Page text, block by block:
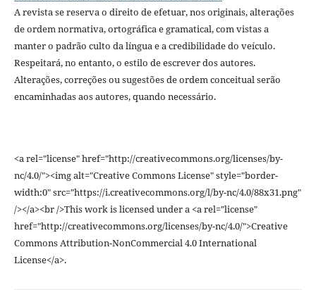
A revista se reserva o direito de efetuar, nos originais, alterações
de ordem normativa, ortográfica e gramatical, com vistas a
manter o padrão culto da língua e a credibilidade do veículo.
Respeitará, no entanto, o estilo de escrever dos autores.
Alterações, correções ou sugestões de ordem conceitual serão
encaminhadas aos autores, quando necessário.
<a rel="license" href="http://creativecommons.org/licenses/by-
nc/4.0/"><img alt="Creative Commons License" style="border-
width:0" src="https://i.creativecommons.org/l/by-nc/4.0/88x31.png"
/></a><br />This work is licensed under a <a rel="license"
href="http://creativecommons.org/licenses/by-nc/4.0/">Creative
Commons Attribution-NonCommercial 4.0 International
License</a>.